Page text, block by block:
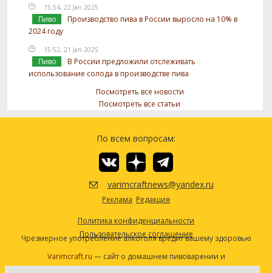
15:54, 22 Jan 2025
Пиво
Производство пива в России выросло на 10% в
2024 году
15:52, 21 Jan 2025
Пиво
В России предложили отслеживать
использование солода в производстве пива
Посмотреть все новости
Посмотреть все статьи
По всем вопросам:
varimcraftnews@yandex.ru
Реклама Редакция
Политика конфиденциальности
Пользовательское соглашение
Чрезмерное употребление алкоголя вредит вашему здоровью
Varimcraft.ru — сайт о домашнем пивоварении и
самогоноварении.